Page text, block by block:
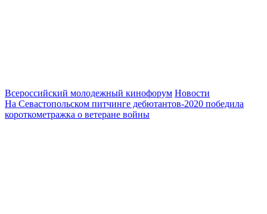
Всероссийский молодежный кинофорум Новости
На Севастопольском питчинге дебютантов-2020 победила
короткометражка о ветеране войны